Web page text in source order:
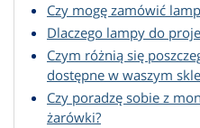
Czy mogę zamówić
Dlaczego lampy do
Czym różnią się
dostępne w waszym
Czy poradzę sobie z
żarówki?